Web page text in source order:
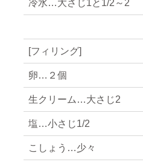
冷水…大さじ1と1/2～2
[フィリング]
卵…２個
生クリーム…大さじ2
塩…小さじ1/2
こしょう…少々